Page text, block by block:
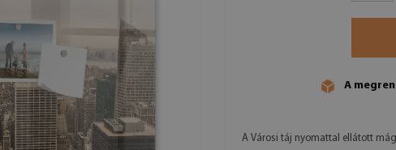
A
A Városi táj nyomattal ellátott